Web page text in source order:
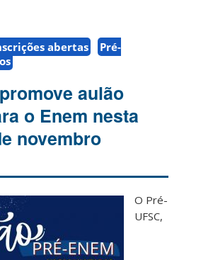
abertas
Pré-
aulão
o Enem nesta
novembro
O Pré-
UFSC,